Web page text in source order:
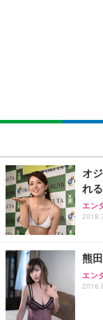
い
キ
ン
(黒
ュ
￥
ワー
能
務
ワー
￥
￥
【純
フッ
【整
ー
回
x2
￥
ネオ
り
限定
オ
れ
エン
熊
エン